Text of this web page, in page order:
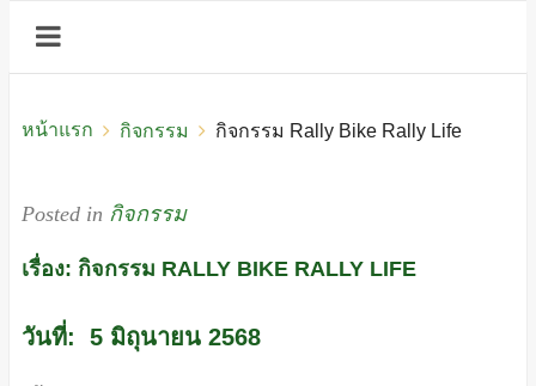
หน้าแรก กิจกรรม กิจกรรม Rally Bike Rally Life
Posted in กิจกรรม
เรื่อง: กิจกรรม RALLY BIKE RALLY LIFE
วันที่: 5 มิถุนายน 2568